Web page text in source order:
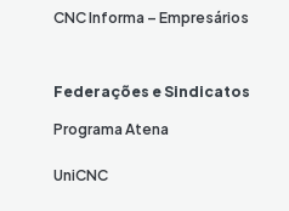
CNC Informa – Empresários
Federações e Sindicatos
Programa Atena
UniCNC